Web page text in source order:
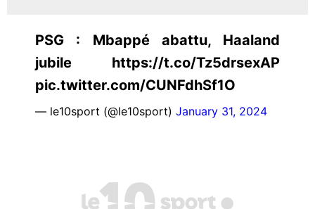
PSG : Mbappé abattu, Haaland
jubile https://t.co/Tz5drsexAP
pic.twitter.com/CUNFdhSf1O
— le10sport (@le10sport) January 31, 2024